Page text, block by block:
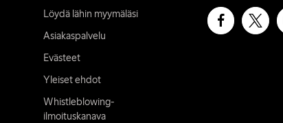
Löydä lähin myymäläsi
Asiakaspalvelu
Evästeet
Yleiset ehdot
Whistleblowing-
ilmoituskanava